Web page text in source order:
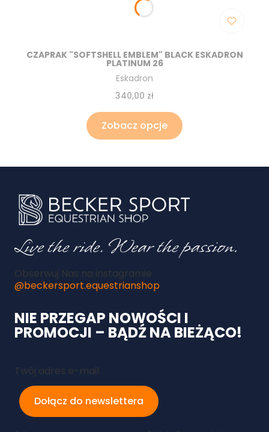
CZAPRAK "SOFTSHELL EMBLEM" BLACK ESKADRON
PLATINUM 26
Producent
Eskadron
Cena
340,00 zł
Zobacz opcje
Obserwuj Nas na instagramie
@beckersport.equestrianshop
NIE PRZEGAP NOWOŚCI I
PROMOCJI – BĄDŹ NA BIEŻĄCO!
Twój adres e-mail
Dołącz do newslettera